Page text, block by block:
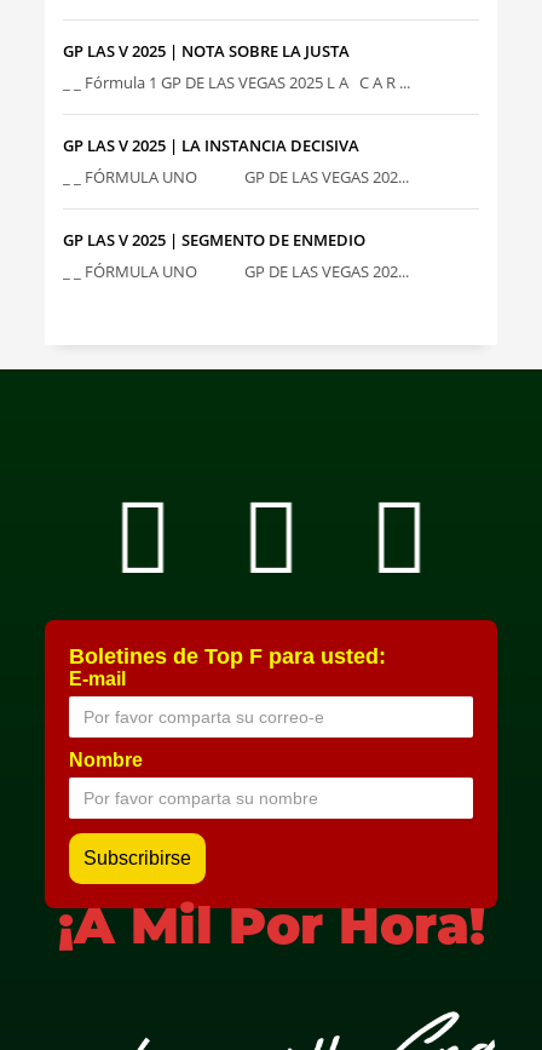
GP LAS V 2025 | NOTA SOBRE LA JUSTA
_ _ Fórmula 1 GP DE LAS VEGAS 2025 L A C A R ...
GP LAS V 2025 | LA INSTANCIA DECISIVA
_ _ FÓRMULA UNO GP DE LAS VEGAS 202...
GP LAS V 2025 | SEGMENTO DE ENMEDIO
_ _ FÓRMULA UNO GP DE LAS VEGAS 202...
Boletines de Top F para usted:
E-mail
Nombre
¡A Mil Por Hora!